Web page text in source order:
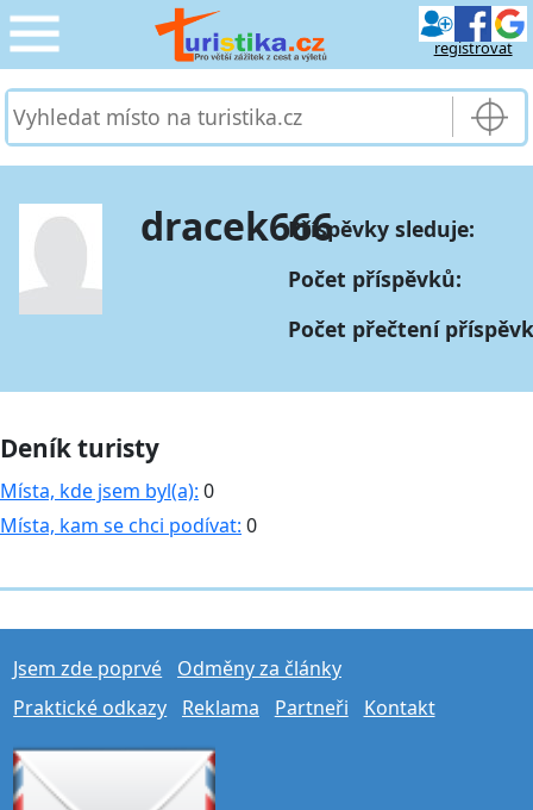
registrovat
CESTOVÁNÍ
SLUŽBY & DOPRAVA ›
PRO TURISTY ›
MOJE TURISTIKA
dracek666Příspěvky sleduje:
Počet příspěvků:
Počet přečtení
Deník turisty
Místa, kde jsem byl(a): 0
Místa, kam se chci podívat: 0
Jsem zde poprvé
Odměny za články
Praktické odkazy
Reklama Partneři Kontakt